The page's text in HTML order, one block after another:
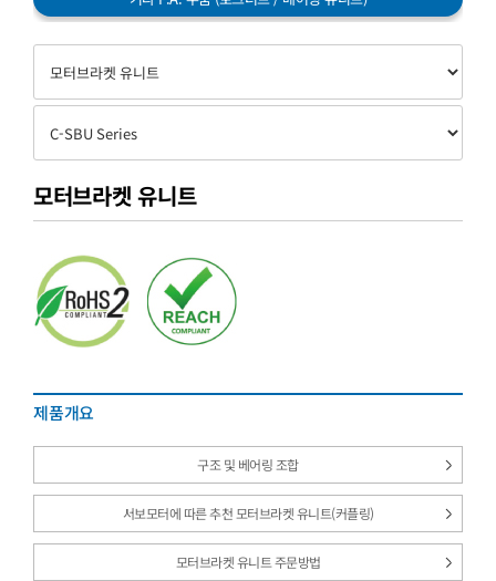
모터브라켓 유니트
제품개요
구조 및 베어링 조합
서보모터에 따른 추천 모터브라켓 유니트(커플링)
모터브라켓 유니트 주문방법